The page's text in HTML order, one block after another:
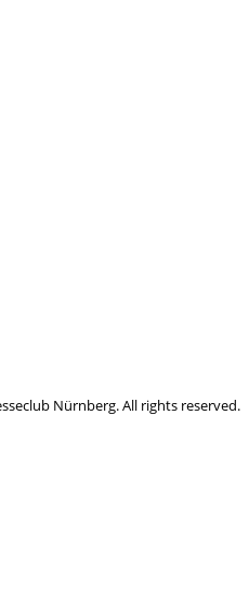
Nürnberg. All rights reserved.